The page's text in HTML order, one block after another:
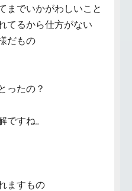
までいかがわしいこと
てるから仕方がない
だもの
ったの？
ですね。
ますもの